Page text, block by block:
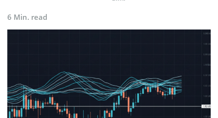
6 Min. read